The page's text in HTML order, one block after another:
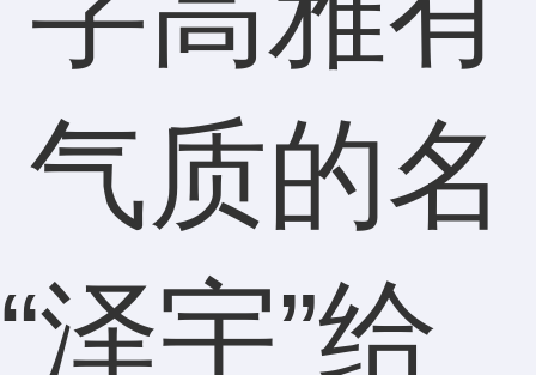
“泽宇”给